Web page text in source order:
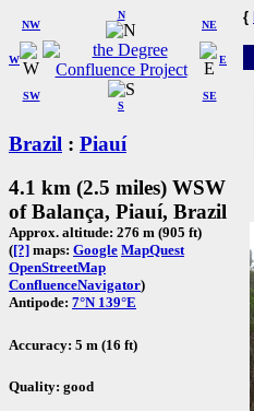
W
NW
N
NE
SW
S
SE
E
Brazil : Piauí
4.1 km (2.5 miles) WSW
of Balança, Piauí, Brazil
Approx. altitude: 276 m (905 ft)
([?] maps: Google MapQuest
OpenStreetMap
ConfluenceNavigator)
Antipode: 7°N 139°E
Accuracy: 5 m (16 ft)
Quality: good
{